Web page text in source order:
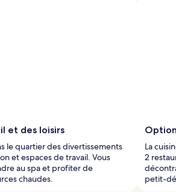
et des loisirs
le quartier des divertissements
et espaces de travail. Vous
au spa et profiter de
chaudes.
La
2
petit-